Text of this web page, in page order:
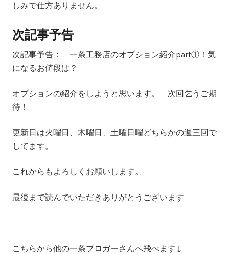
しみで仕方ありません。
次記事予告
次記事予告： 一条工務店のオプション紹介part①！気
になるお値段は？
オプションの紹介をしようと思います。 次回乞うご期
待！
更新日は火曜日、木曜日、土曜日曜どちらかの週三回で
してます。
これからもよろしくお願いします。
最後まで読んでいただきありがとうございます
こちらから他の一条ブロガーさんへ飛べます↓